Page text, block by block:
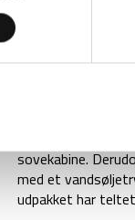
Ghabhar teltet
rummelig og har
sovekabine.
tur. Ghabhar
tur, som
Teltet kommer
sovekabine.
med et
udpakket har